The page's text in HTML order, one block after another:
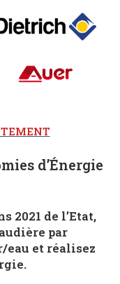
d’Énergie
2021 de l’Etat,
par
eau et réalisez
.